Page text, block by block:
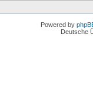
Powered by
Deutsche